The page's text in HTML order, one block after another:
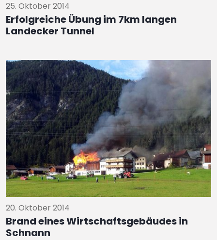
25. Oktober 2014
Erfolgreiche Übung im 7km langen
Landecker Tunnel
20. Oktober 2014
Brand eines Wirtschaftsgebäudes in
Schnann